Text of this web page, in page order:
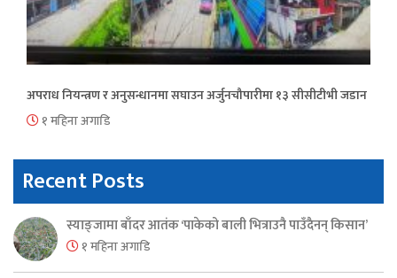
अपराध नियन्त्रण र अनुसन्धानमा सघाउन अर्जुनचौपारीमा १३ सीसीटीभी जडान
१ महिना अगाडि
Recent Posts
स्याङ्जामा बाँदर आतंक ‘पाकेको बाली भित्राउनै पाउँदैनन् किसान’
१ महिना अगाडि